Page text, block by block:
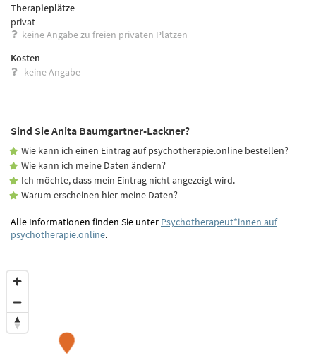
Therapieplätze
privat
keine Angabe zu freien privaten Plätzen
Kosten
keine Angabe
Sind Sie Anita Baumgartner-Lackner?
Wie kann ich einen Eintrag auf psychotherapie.online bestellen?
Wie kann ich meine Daten ändern?
Ich möchte, dass mein Eintrag nicht angezeigt wird.
Warum erscheinen hier meine Daten?
Alle Informationen finden Sie unter Psychotherapeut*innen auf
psychotherapie.online.